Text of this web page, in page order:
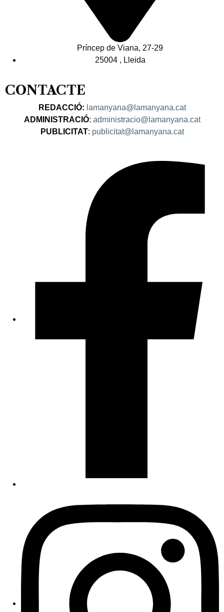
Príncep de Viana, 27-29
25004 , Lleida
CONTACTE
REDACCIÓ: lamanyana@lamanyana.cat
ADMINISTRACIÓ: administracio@lamanyana.cat
PUBLICITAT: publicitat@lamanyana.cat